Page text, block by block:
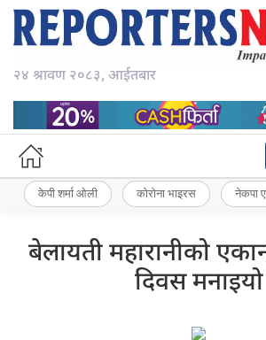
२४ श्रावण २०८३, आईतबार
केपी शर्मा ओली कोरोना भाइरस नेकपा
बेलायती महारानीको
दिवस मनाइयो